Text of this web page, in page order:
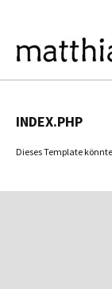
INDEX.PHP
Dieses Template